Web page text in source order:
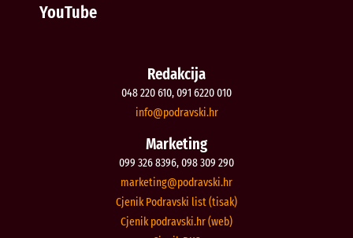
YouTube
Redakcija
048 220 610, 091 6220 010
rh.iksvardop
@ofni
Marketing
099 326 8396, 098 309 290
rh.iksvardop
@gnitekram
Cjenik Podravski list (tisak)
Cjenik podravski.hr (web)